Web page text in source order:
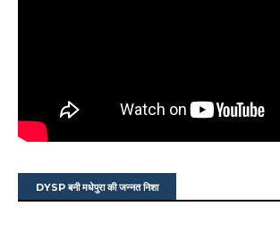
DYSP बनी मधेपुरा की जन्नत निशा